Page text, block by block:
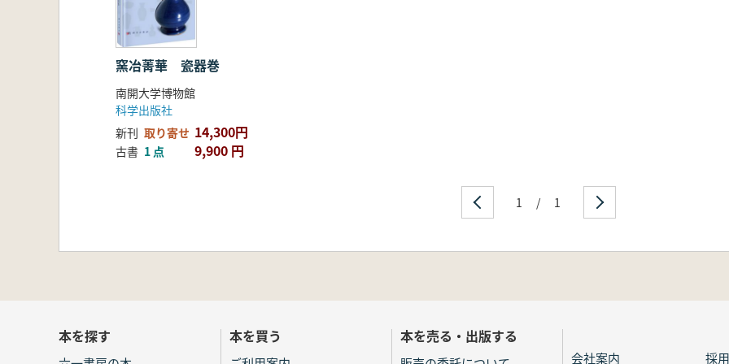
窯冶菁華 瓷器巻
南開大学博物館
科学出版社
新刊 取り寄せ 14,300円
古書 1 点 9,900 円
1 / 1
本を探す 本を買う 本を売る・出版する
会社案内 採